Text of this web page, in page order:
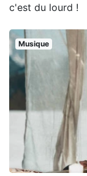
c'est du lourd !
Musique